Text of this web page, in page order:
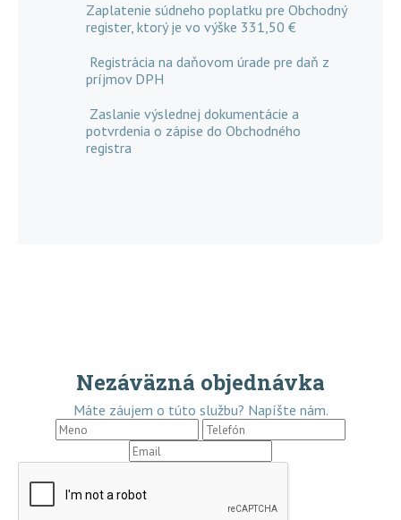
Zaplatenie súdneho poplatku pre Obchodný
register, ktorý je vo výške 331,50 €
Registrácia na daňovom úrade pre daň z
príjmov DPH
Zaslanie výslednej dokumentácie a
potvrdenia o zápise do Obchodného
registra
Nezáväzná objednávka
Máte záujem o túto službu? Napíšte nám.